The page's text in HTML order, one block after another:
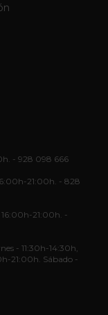
- 928 098 666
21:00h. - 828
16:00h-21:00h. -
- 11:30h-14:30h,
21:00h. Sábado -